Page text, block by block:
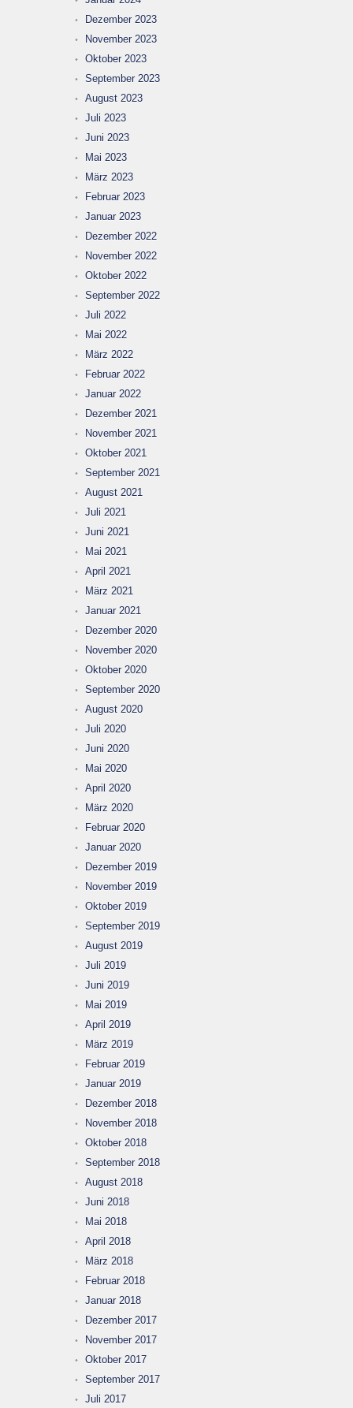
Dezember 2023
November 2023
Oktober 2023
September 2023
August 2023
Juli 2023
Juni 2023
Mai 2023
März 2023
Februar 2023
Januar 2023
Dezember 2022
November 2022
Oktober 2022
September 2022
Juli 2022
Mai 2022
März 2022
Februar 2022
Januar 2022
Dezember 2021
November 2021
Oktober 2021
September 2021
August 2021
Juli 2021
Juni 2021
Mai 2021
April 2021
März 2021
Januar 2021
Dezember 2020
November 2020
Oktober 2020
September 2020
August 2020
Juli 2020
Juni 2020
Mai 2020
April 2020
März 2020
Februar 2020
Januar 2020
Dezember 2019
November 2019
Oktober 2019
September 2019
August 2019
Juli 2019
Juni 2019
Mai 2019
April 2019
März 2019
Februar 2019
Januar 2019
Dezember 2018
November 2018
Oktober 2018
September 2018
August 2018
Juni 2018
Mai 2018
April 2018
März 2018
Februar 2018
Januar 2018
Dezember 2017
November 2017
Oktober 2017
September 2017
Juli 2017